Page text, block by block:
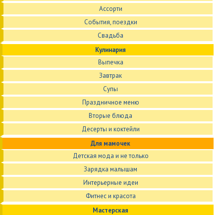
Ассорти
События, поездки
Свадьба
Кулинария
Выпечка
Завтрак
Супы
Праздничное меню
Вторые блюда
Десерты и коктейли
Для мамочек
Детская мода и не только
Зарядка малышам
Интерьерные идеи
Фитнес и красота
Мастерская